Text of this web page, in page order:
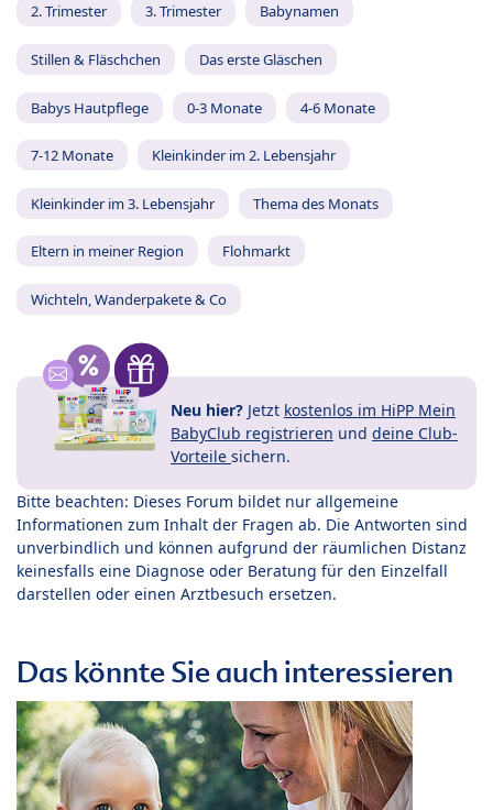
2. Trimester 3. Trimester Babynamen
Stillen & Fläschchen Das erste Gläschen
Babys Hautpflege 0-3 Monate 4-6 Monate
7-12 Monate Kleinkinder im 2. Lebensjahr
Kleinkinder im 3. Lebensjahr Thema des Monats
Eltern in meiner Region Flohmarkt
Wichteln, Wanderpakete & Co
Neu hier? Jetzt kostenlos im HiPP Mein
BabyClub registrieren und deine Club-
Vorteile sichern.
Bitte beachten: Dieses Forum bildet nur allgemeine
Informationen zum Inhalt der Fragen ab. Die Antworten sind
unverbindlich und können aufgrund der räumlichen Distanz
keinesfalls eine Diagnose oder Beratung für den Einzelfall
darstellen oder einen Arztbesuch ersetzen.
Das könnte Sie auch interessieren